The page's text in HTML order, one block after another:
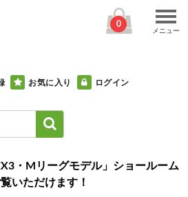
0
お気に入り ログイン
メニュー
・Mリーグモデル」ショールーム
いただけます！